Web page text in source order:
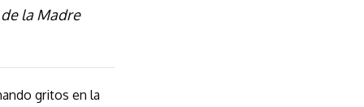
la Madre
gritos en la